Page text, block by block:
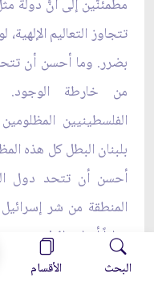
مطمئنّين إلى أنَّ دولة
تتجاوز التعاليم
بضرر. وما أحسن أن
من خارطة الوجود.
الفلسطينيين
بلبنان البطل كل هذه
أحسن أن تتحد دول
المنطقة من شر
مراراً أن إسرائيل تعتبر
غاصبين لأراضيها، على
البحث الأقسام